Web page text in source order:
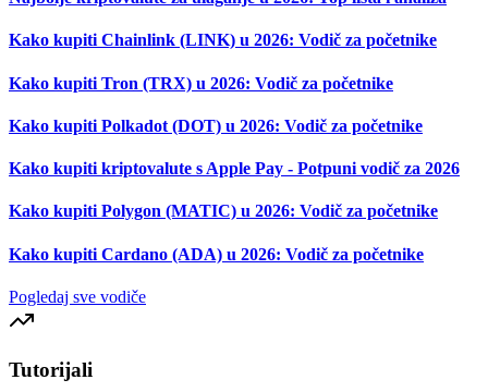
Kako kupiti Chainlink (LINK) u 2026: Vodič za početnike
Kako kupiti Tron (TRX) u 2026: Vodič za početnike
Kako kupiti Polkadot (DOT) u 2026: Vodič za početnike
Kako kupiti kriptovalute s Apple Pay - Potpuni vodič za 2026
Kako kupiti Polygon (MATIC) u 2026: Vodič za početnike
Kako kupiti Cardano (ADA) u 2026: Vodič za početnike
Pogledaj sve vodiče
Tutorijali